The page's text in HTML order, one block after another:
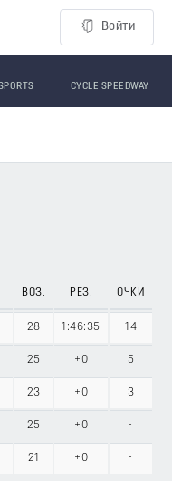
Войти
CYCLE SPEEDWAY
ВОЗ. РЕЗ. ОЧКИ
28 1:46:35 14
25 +0 5
23 +0 3
25 +0 -
21 +0 -